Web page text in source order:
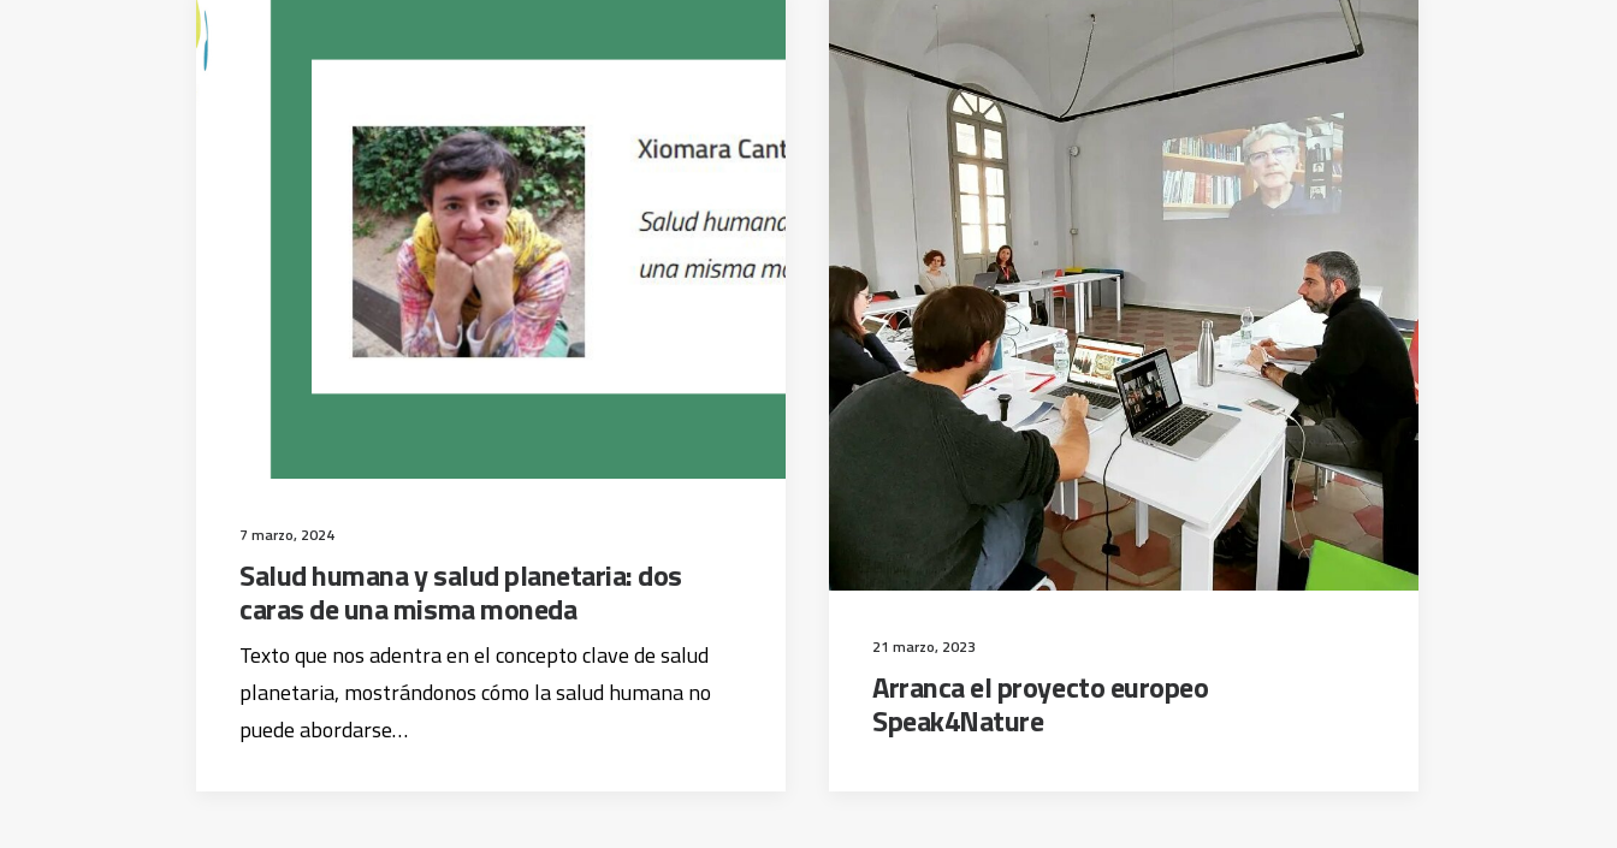
7 marzo, 2024
Salud humana y salud planetaria: dos
caras de una misma moneda
Texto que nos adentra en el concepto clave de salud
planetaria, mostrándonos cómo la salud humana no
puede abordarse…
21 marzo, 2023
Arranca el proyecto europeo
Speak4Nature